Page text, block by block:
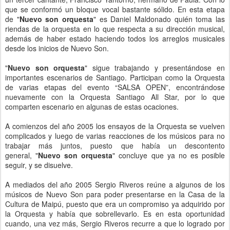
que se conformó un bloque vocal bastante sólido. En esta etapa
de "Nuevo son orquesta" es Daniel Maldonado quién toma las
riendas de la orquesta en lo que respecta a su dirección musical,
además de haber estado haciendo todos los arreglos musicales
desde los inicios de Nuevo Son.
"Nuevo son orquesta" sigue trabajando y presentándose en
importantes escenarios de Santiago. Participan como la Orquesta
de varias etapas del evento “SALSA OPEN”, encontrándose
nuevamente con la Orquesta Santiago All Star, por lo que
comparten escenario en algunas de estas ocaciones.
A comienzos del año 2005 los ensayos de la Orquesta se vuelven
complicados y luego de varias reacciones de los músicos para no
trabajar más juntos, puesto que había un descontento
general,"Nuevo son orquesta" concluye que ya no es posible
seguir, y se disuelve.
A mediados del año 2005 Sergio Riveros reúne a algunos de los
músicos de Nuevo Son para poder presentarse en la Casa de la
Cultura de Maipú, puesto que era un compromiso ya adquirido por
la Orquesta y había que sobrellevarlo. Es en esta oportunidad
cuando, una vez más, Sergio Riveros recurre a que lo logrado por